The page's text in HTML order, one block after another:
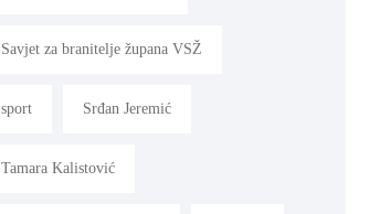
Savjet za branitelje župana VSŽ
sport Srđan Jeremić
Tamara Kalistović